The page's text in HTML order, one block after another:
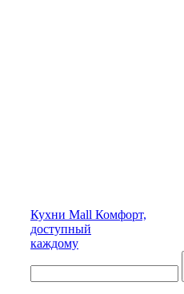
Кухни Mall Комфорт,
доступный
каждому